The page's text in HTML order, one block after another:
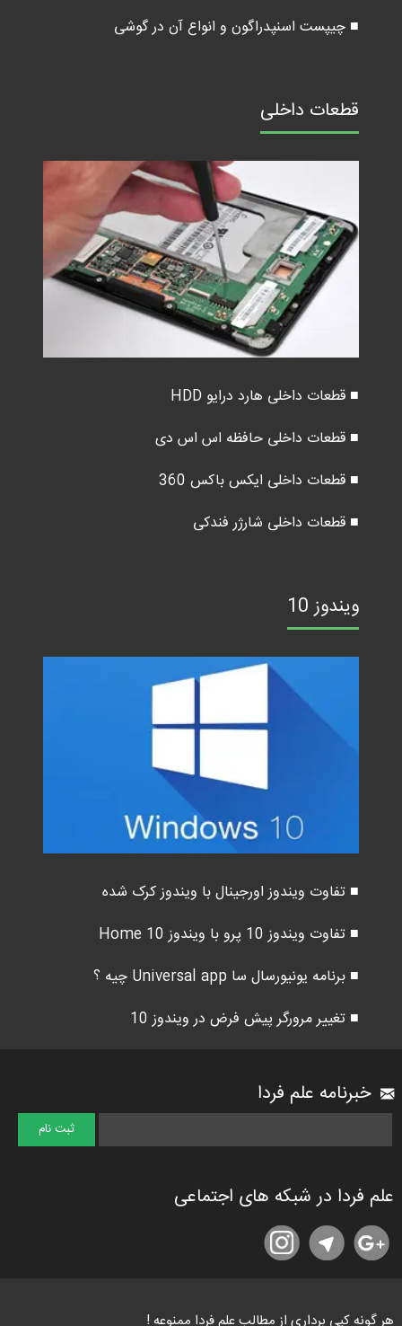
■ چیپست اسنپدراگون و انواع آن در گوشی
قطعات داخلی
■ قطعات داخلی هارد درایو HDD
■ قطعات داخلی حافظه اس اس دی
■ قطعات داخلی ایکس باکس 360
■ قطعات داخلی شارژر فندکی
ویندوز 10
■ تفاوت ویندوز اورجینال با ویندوز کرک شده
■ تفاوت ویندوز 10 پرو با ویندوز 10 Home
■ برنامه یونیورسال سا Universal app چیه ؟
■ تغییر مرورگر پیش فرض در ویندوز 10
خبرنامه علم فردا
علم فردا در شبکه های اجتماعی
هر گونه کپی برداری از مطالب علم فردا ممنوعه !